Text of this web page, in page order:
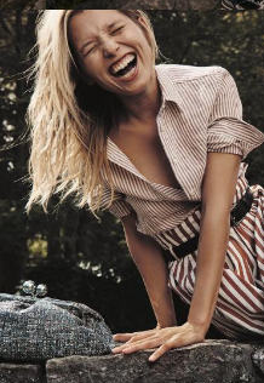
Имиджевый сайт
Soho